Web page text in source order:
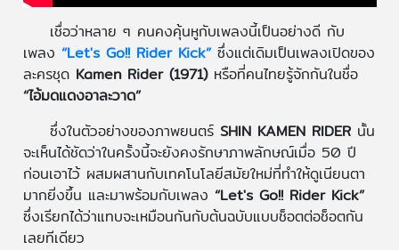
เชื่อว่าหลาย ๆ คนคงคุ้นหูกับเพลงนี้เป็นอย่างดี กับ
เพลง “Let's Go!! Rider Kick”ซึ่งแต่เดิมเป็นเพลงเปิดของ
ละครชุด Kamen Rider (1971)หรือที่คนไทยรู้จักกันในชื่อ
“ไอ้มดแดงอาละวาด”
ซึ่งในตัวอย่างของภาพยนตร์ SHIN KAMEN RIDERนั้น
จะเห็นได้ชัดว่าในครั้งนี้จะยังคงรักษาภาพลักษณ์เมื่อ 50 ปี
ก่อนเอาไว้ ผสมผสานกับเทคโนโลยีสมัยใหม่ที่ทำให้ดูเนียนตา
มากยิ่งขึ้น และมาพร้อมกับเพลง “Let's Go!! Rider Kick”
ซึ่งเรียกได้ว่าแทบจะเหมือนกันกับต้นฉบับแบบช็อตต่อช็อตกัน
เลยทีเดียว